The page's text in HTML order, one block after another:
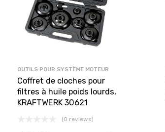
OUTILS POUR SYSTÈME MOTEUR
Coffret de cloches pour
filtres à huile poids lourds,
KRAFTWERK 30621
(0 reviews)